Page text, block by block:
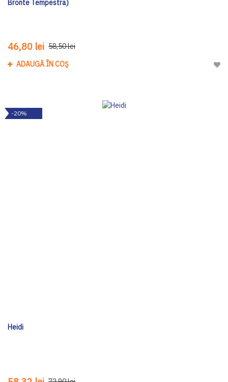
Bronte Tempestra)
46,80 lei 58,50 lei
ADAUGĂ ÎN COȘ
-20%
Heidi